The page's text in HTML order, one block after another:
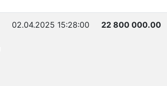
02.04.2025 15:28:00 22 800 000.00